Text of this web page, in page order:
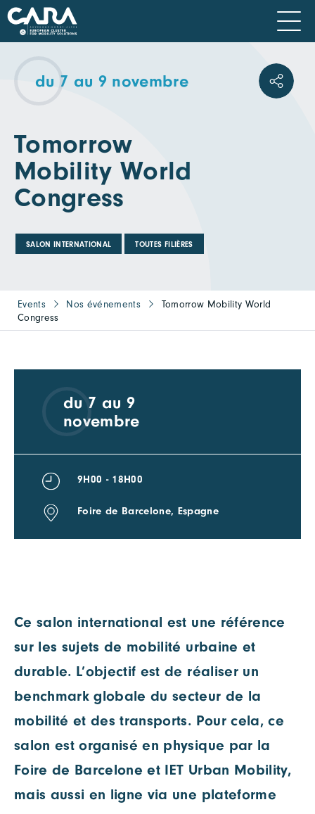
du 7 au 9 novembre
Tomorrow
Mobility World
Congress
SALON INTERNATIONAL TOUTES FILIÈRES
Events Nos événements
Tomorrow Mobility World
Congress
Ce salon international est une référence
sur les sujets de mobilité urbaine et
durable. L’objectif est de réaliser un
benchmark globale du secteur de la
mobilité et des transports. Pour cela, ce
salon est organisé en physique par la
Foire de Barcelone et IET Urban Mobility,
mais aussi en ligne via une plateforme
du 7 au 9
novembre
9H00 - 18H00
Foire de Barcelone, Espagne